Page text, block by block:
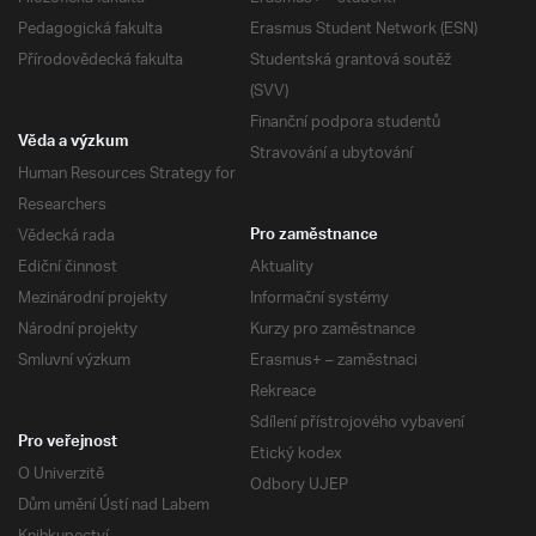
Pedagogická fakulta
Přírodovědecká fakulta
Erasmus Student Network (ESN)
Studentská grantová soutěž
(SVV)
Finanční podpora studentů
Stravování a ubytování
Věda a výzkum
Human Resources Strategy for
Researchers
Vědecká rada
Ediční činnost
Mezinárodní projekty
Národní projekty
Smluvní výzkum
Pro zaměstnance
Aktuality
Informační systémy
Kurzy pro zaměstnance
Erasmus+ – zaměstnaci
Rekreace
Sdílení přístrojového vybavení
Etický kodex
Odbory UJEP
Pro veřejnost
O Univerzitě
Dům umění Ústí nad Labem